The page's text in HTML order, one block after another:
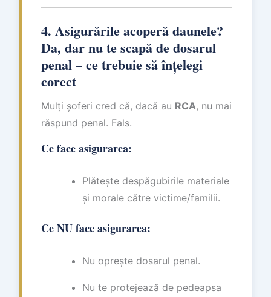
4. Asigurările acoperă daunele?
Da, dar nu te scapă de dosarul
penal – ce trebuie să înțelegi
corect
Mulți șoferi cred că, dacă au RCA, nu mai
răspund penal. Fals.
Ce face asigurarea:
Plătește despăgubirile materiale
și morale către victime/familii.
Ce NU face asigurarea:
Nu oprește dosarul penal.
Nu te protejează de pedeapsa